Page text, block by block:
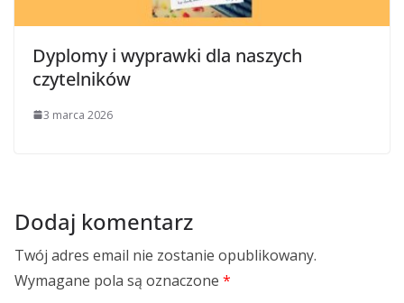
Dyplomy i wyprawki dla naszych
czytelników
3 marca 2026
Dodaj komentarz
Twój adres email nie zostanie opublikowany.
Wymagane pola są oznaczone *